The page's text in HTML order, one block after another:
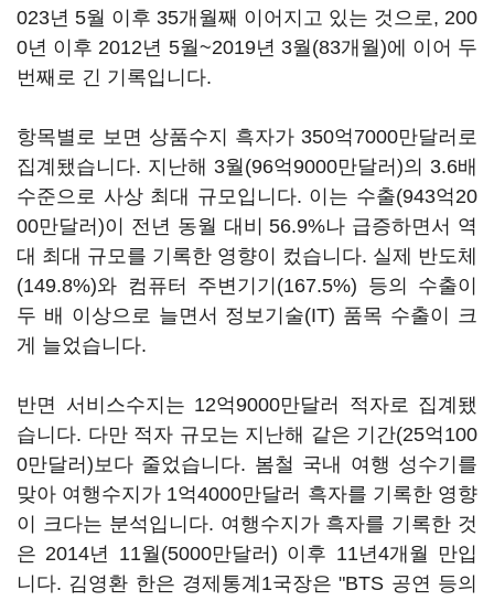
023년 5월 이후 35개월째 이어지고 있는 것으로, 200
0년 이후 2012년 5월~2019년 3월(83개월)에 이어 두
번째로 긴 기록입니다.
항목별로 보면 상품수지 흑자가 350억7000만달러로
집계됐습니다. 지난해 3월(96억9000만달러)의 3.6배
수준으로 사상 최대 규모입니다. 이는 수출(943억20
00만달러)이 전년 동월 대비 56.9%나 급증하면서 역
대 최대 규모를 기록한 영향이 컸습니다. 실제 반도체
(149.8%)와 컴퓨터 주변기기(167.5%) 등의 수출이
두 배 이상으로 늘면서 정보기술(IT) 품목 수출이 크
게 늘었습니다.
반면 서비스수지는 12억9000만달러 적자로 집계됐
습니다. 다만 적자 규모는 지난해 같은 기간(25억100
0만달러)보다 줄었습니다. 봄철 국내 여행 성수기를
맞아 여행수지가 1억4000만달러 흑자를 기록한 영향
이 크다는 분석입니다. 여행수지가 흑자를 기록한 것
은 2014년 11월(5000만달러) 이후 11년4개월 만입
니다. 김영환 한은 경제통계1국장은 "BTS 공연 등의